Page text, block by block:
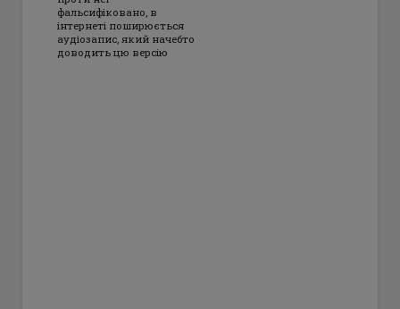
фальсифіковано, в
інтернеті поширюється
аудіозапис, який начебто
доводить цю версію